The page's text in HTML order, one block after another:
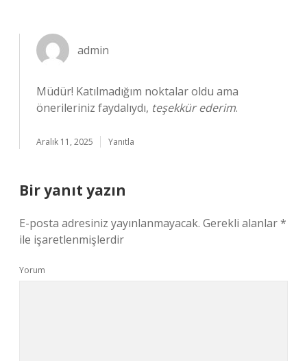
admin
Müdür! Katılmadığım noktalar oldu ama
önerileriniz faydalıydı, teşekkür ederim.
Aralık 11, 2025 Yanıtla
Bir yanıt yazın
E-posta adresiniz yayınlanmayacak. Gerekli alanlar*
ile işaretlenmişlerdir
Yorum